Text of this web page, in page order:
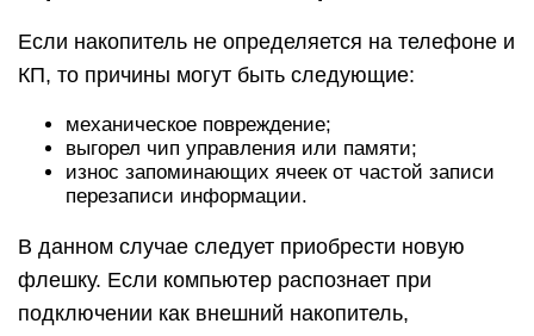
Если накопитель не определяется на телефоне и
КП, то причины могут быть следующие:
механическое повреждение;
выгорел чип управления или памяти;
износ запоминающих ячеек от частой записи
перезаписи информации.
В данном случае следует приобрести новую
флешку. Если компьютер распознает при
подключении как внешний накопитель,